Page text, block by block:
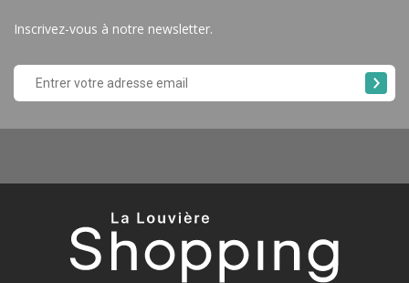
Inscrivez-vous à notre newsletter.